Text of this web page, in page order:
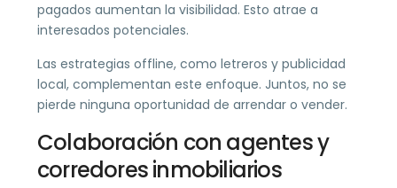
pagados aumentan la visibilidad. Esto atrae a
interesados potenciales.
Las estrategias offline, como letreros y publicidad
local, complementan este enfoque. Juntos, no se
pierde ninguna oportunidad de arrendar o vender.
Colaboración con agentes y
corredores inmobiliarios